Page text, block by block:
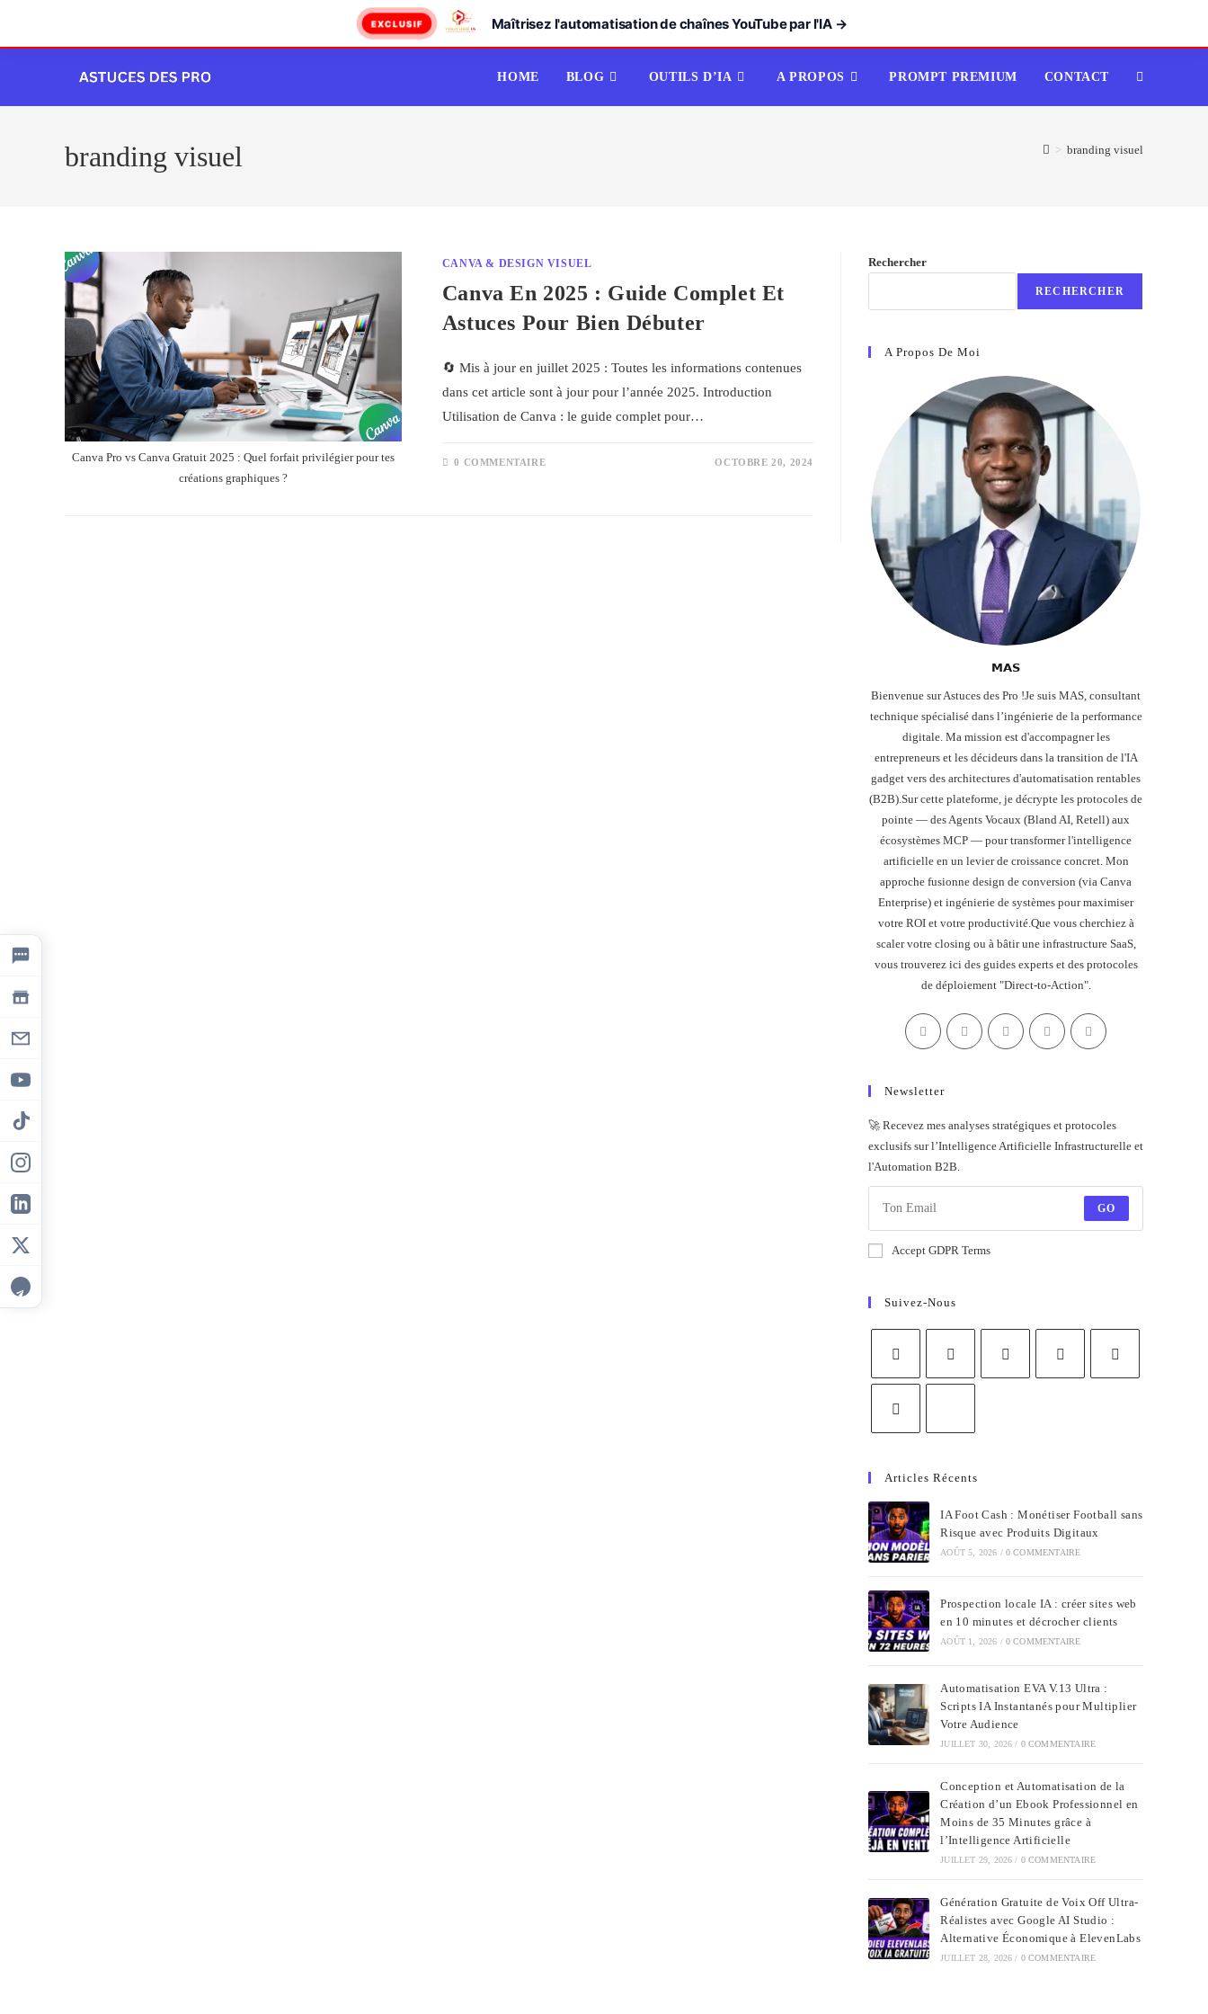
EXCLUSIF Maîtrisez l'automatisation de chaînes YouTube par l'IA →
content
HOME BLOG OUTILS D’IA A PROPOS PROMPT PREMIUM CONTACT TOGGLE
branding visuel > branding visuel
Canva Pro vs Canva Gratuit 2025 : Quel forfait privilégier pour tes
créations graphiques ?
CANVA & DESIGN VISUEL
Canva En 2025 : Guide Complet Et
Astuces Pour Bien Débuter
🔄 Mis à jour en juillet 2025 : Toutes les informations contenues
dans cet article sont à jour pour l’année 2025. Introduction
Utilisation de Canva : le guide complet pour…
0 COMMENTAIRE OCTOBRE 20, 2024
Rechercher
RECHERCHER
A Propos De Moi
𝗠𝗔𝗦
Bienvenue sur Astuces des Pro !Je suis MAS, consultant
technique spécialisé dans l’ingénierie de la performance
digitale. Ma mission est d'accompagner les
entrepreneurs et les décideurs dans la transition de l'IA
gadget vers des architectures d'automatisation rentables
(B2B).Sur cette plateforme, je décrypte les protocoles de
pointe — des Agents Vocaux (Bland AI, Retell) aux
écosystèmes MCP — pour transformer l'intelligence
artificielle en un levier de croissance concret. Mon
approche fusionne design de conversion (via Canva
Enterprise) et ingénierie de systèmes pour maximiser
votre ROI et votre productivité.Que vous cherchiez à
scaler votre closing ou à bâtir une infrastructure SaaS,
vous trouverez ici des guides experts et des protocoles
de déploiement "Direct-to-Action".
Newsletter
🚀 Recevez mes analyses stratégiques et protocoles
exclusifs sur l’Intelligence Artificielle Infrastructurelle et
l'Automation B2B.
GO
Accept GDPR Terms
Suivez-Nous
Articles Récents
IA Foot Cash : Monétiser Football sans
Risque avec Produits Digitaux
AOÛT 5, 2026 / 0 COMMENTAIRE
Prospection locale IA : créer sites web
en 10 minutes et décrocher clients
AOÛT 1, 2026 / 0 COMMENTAIRE
Automatisation EVA V.13 Ultra :
Scripts IA Instantanés pour Multiplier
Votre Audience
JUILLET 30, 2026 / 0 COMMENTAIRE
Conception et Automatisation de la
Création d’un Ebook Professionnel en
Moins de 35 Minutes grâce à
l’Intelligence Artificielle
JUILLET 29, 2026 / 0 COMMENTAIRE
Génération Gratuite de Voix Off Ultra-
Réalistes avec Google AI Studio :
Alternative Économique à ElevenLabs
JUILLET 28, 2026 / 0 COMMENTAIRE